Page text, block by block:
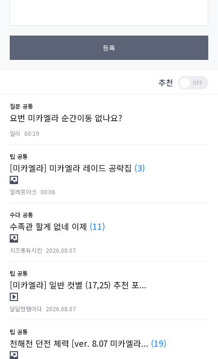
등록
추천
질문 공통
요번 미카엘라 순간이동 없나요?
일리 00:19
팁 공통
[미카엘라] 미카엘라 레이드 공략집 (3)
알레프아크 00:06
수다 공통
수족관 할게 없네 이제 (11)
치즈퐁듀치킨 2026.08.07
팁 공통
[미카엘라] 일반 컷별 (17,25) 추천 포...
달달한잼이다 2026.08.07
팁 공통
천해천 던전 체력 [ver. 8.07 미카엘라... (19)